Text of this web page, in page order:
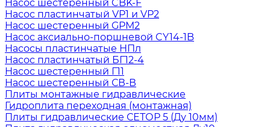
Насос шестеренный CBK-F
Насос пластинчатый VP1 и VP2
Насос шестеренный GPM2
Насос аксиально-поршневой CY14-1B
Насосы пластинчатые НПл
Насос пластинчатый БГ12-4
Насос шестеренный Г11
Насос шестеренный СВ-В
Плиты монтажные гидравлические
Гидроплита переходная (монтажная)
Плиты гидравлические СЕТОР 5 (Ду 10мм)